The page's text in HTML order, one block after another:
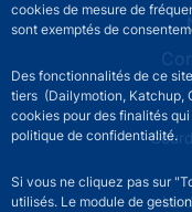
cookies de mesure de
sont exemptés de
Des fonctionnalités de ce
tiers (Dailymotion, Katchup,
cookies pour des finalités
politique de confidentialité.
Si vous ne cliquez pas sur
utilisés. Le module de
Footer secondary
La